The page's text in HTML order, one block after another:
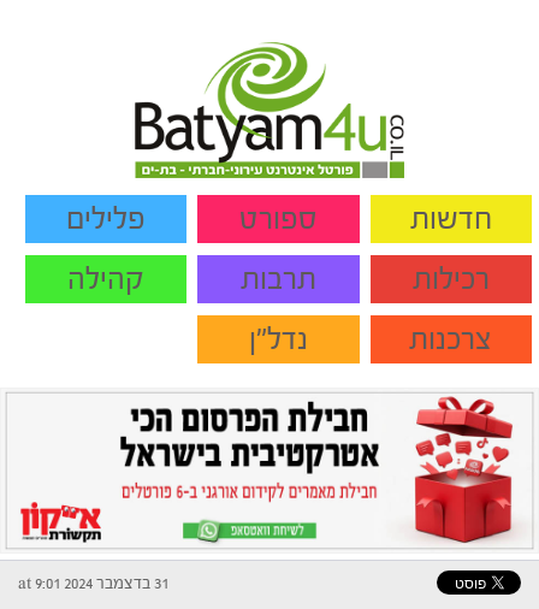
חדשות ספורט
פלילים
רכילות
תרבות
קהילה
צרכנות
נדל"ן
31 בדצמבר 2024 at 9:01